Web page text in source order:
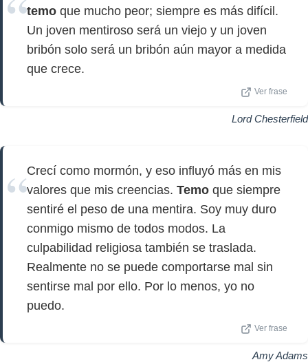
temo que mucho peor; siempre es más difícil.
Un joven mentiroso será un viejo y un joven
bribón solo será un bribón aún mayor a medida
que crece.
Ver frase
Lord Chesterfield
Crecí como mormón, y eso influyó más en mis
valores que mis creencias. Temo que siempre
sentiré el peso de una mentira. Soy muy duro
conmigo mismo de todos modos. La
culpabilidad religiosa también se traslada.
Realmente no se puede comportarse mal sin
sentirse mal por ello. Por lo menos, yo no
puedo.
Ver frase
Amy Adams